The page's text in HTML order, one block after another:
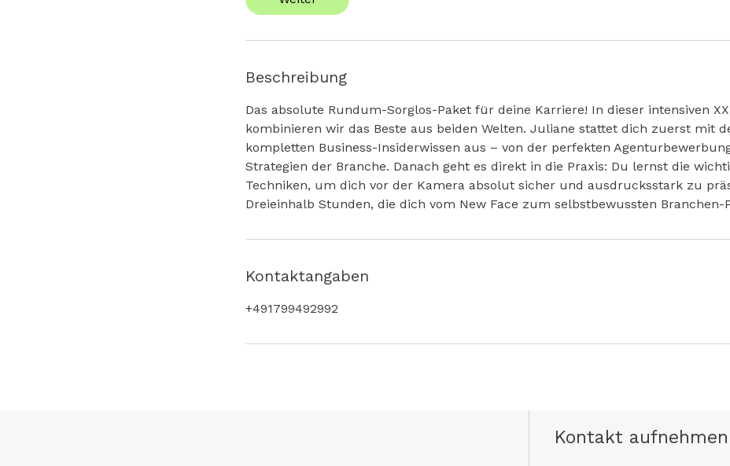
.
i
n
.
Beschreibung
Das absolute Rundum-Sorglos-Paket für deine Karriere! In dieser intensiven
kombinieren wir das Beste aus beiden Welten. Juliane stattet dich zuerst mit
kompletten Business-Insiderwissen aus – von der perfekten
Strategien der Branche. Danach geht es direkt in die Praxis: Du lernst die
Techniken, um dich vor der Kamera absolut sicher und ausdrucksstark zu
Dreieinhalb Stunden, die dich vom New Face zum selbstbewussten Branchen-
Kontaktangaben
+491799492992
Kontakt aufnehmen